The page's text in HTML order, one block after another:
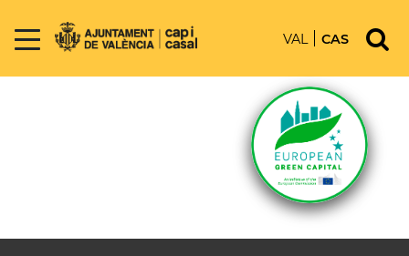
VAL CAS